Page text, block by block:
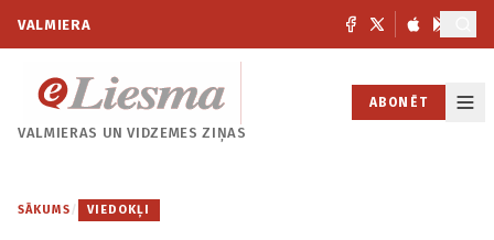
VALMIERA
VALMIERAS UNVIDZEMES ZIŅAS
ABONĒT
SĀKUMS / VIEDOKĻI